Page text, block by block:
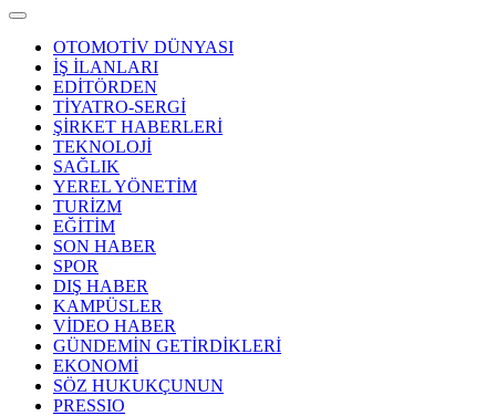
OTOMOTİV DÜNYASI
İŞ İLANLARI
EDİTÖRDEN
TİYATRO-SERGİ
ŞİRKET HABERLERİ
TEKNOLOJİ
SAĞLIK
YEREL YÖNETİM
TURİZM
EĞİTİM
SON HABER
SPOR
DIŞ HABER
KAMPÜSLER
VİDEO HABER
GÜNDEMİN GETİRDİKLERİ
EKONOMİ
SÖZ HUKUKÇUNUN
PRESSIO